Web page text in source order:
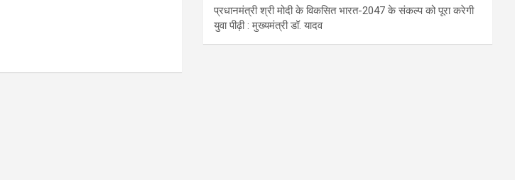
प्रधानमंत्री श्री मोदी के विकसित भारत-2047 के संकल्प को पूरा करेगी
युवा पीढ़ी : मुख्यमंत्री डॉ. यादव